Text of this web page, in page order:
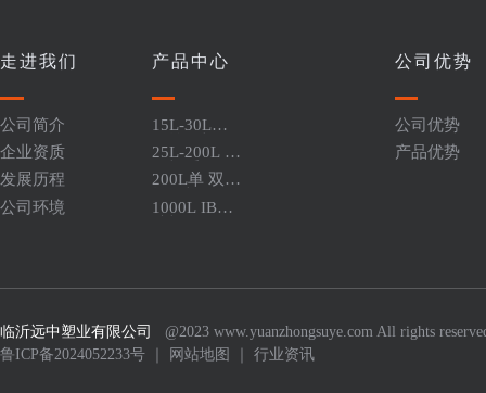
走进我们
公司简介
企业资质
发展历程
公司环境
产品中心
15L-30L闭
25L-200L 开
口桶系列
200L单 双环
1000L IBC
公司优势
公司优势
产品优势
临沂远中塑业有限公司
@2023 www.yuanzhongsuye.com All rights
鲁ICP备2024052233号
网站地图 行业资讯